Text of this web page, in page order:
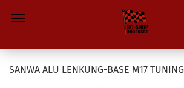
SANWA ALU LENKUNG-BASE M17 TUNING